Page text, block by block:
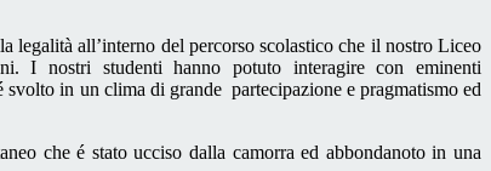
legalità all’interno del percorso scolastico che il nostro Liceo
I nostri studenti hanno potuto interagire con eminenti
svolto in un clima di grande partecipazione e pragmatismo ed
che é stato ucciso dalla camorra ed abbondanoto in una